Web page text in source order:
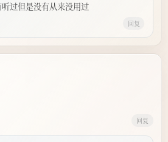
过但是没有从来没用过
回复
回复